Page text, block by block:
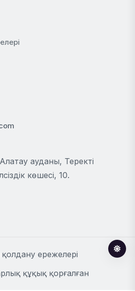
ауданы, Теректі
көшесі, 10.
ережелері
құқық қорғалған